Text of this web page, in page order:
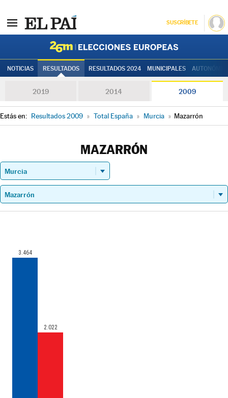
SUSCRÍBETE
NOTICIAS RESULTADOS RESULTADOS 2024 MUNICIPALES
2019 2014 2009
Estás en: Resultados 2009 » Total España » Murcia » Mazarrón
MAZARRÓN
3.464
2.022